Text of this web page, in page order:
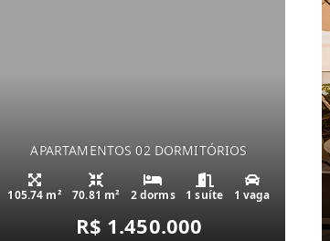
APARTAMENTOS 02 DORMITÓRIOS
105.74 m² 70.81 m² 2 dorms 1 suíte 1 vaga
R$ 1.450.000